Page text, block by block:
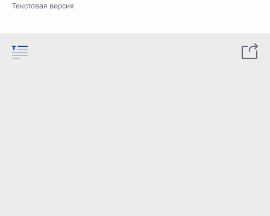
Текстовая версия